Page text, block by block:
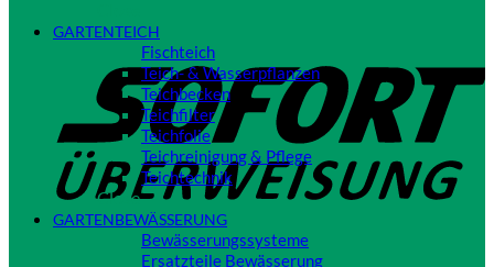
GARTENTEICH
Fischteich
Teich- & Wasserpflanzen
Teichbecken
Teichfilter
Teichfolie
Teichreinigung & Pflege
Teichtechnik
Close
GARTENBEWÄSSERUNG
Bewässerungssysteme
Ersatzteile Bewässerung